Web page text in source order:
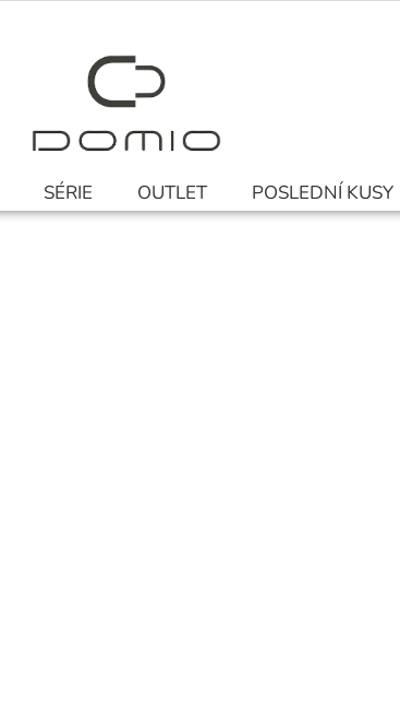
SÉRIE OUTLET POSLEDNÍ KUSY